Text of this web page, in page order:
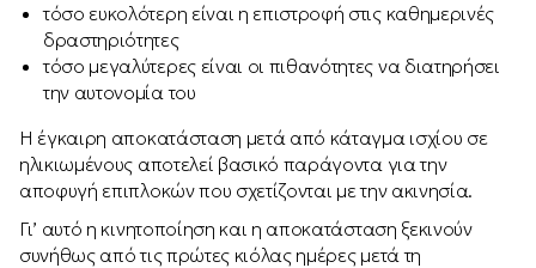
τόσο ευκολότερη είναι η επιστροφή στις καθημερινές
δραστηριότητες
τόσο μεγαλύτερες είναι οι πιθανότητες να διατηρήσει
την αυτονομία του
Η έγκαιρη αποκατάσταση μετά από κάταγμα ισχίου σε
ηλικιωμένους αποτελεί βασικό παράγοντα για την
αποφυγή επιπλοκών που σχετίζονται με την ακινησία.
Γι’ αυτό η κινητοποίηση και η αποκατάσταση ξεκινούν
συνήθως από τις πρώτες κιόλας ημέρες μετά τη